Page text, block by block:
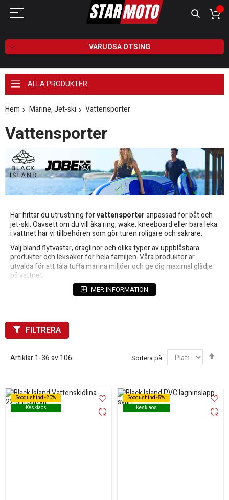
VARUOSA OTSING
ALLA PRODUKTER
Hem Marine, Jet-ski Vattensporter
Vattensporter
Här hittar du utrustning förvattensporteranpassad för båt och
jet-ski. Oavsett om du vill åka ring, wake, kneeboard eller bara leka
i vattnet har vi tillbehören som gör turen roligare och säkrare.
Välj bland flytvästar, draglinor och olika typer av uppblåsbara
produkter och leksaker för hela familjen. Våra produkter är
utvalda för att tåla tuffa marina miljöer och ge dig maximal glädje
på vattnet.
Hos oss hittar du bland annat:
Uppblåsbara ringar, soffor och andra towables
Handla enkelt online och gör din nästa dag på sjön både tryggare
MER INFORMATION
Artiklar1-36av106 Sortera på
Soodushind -20%
Kesklaos
Soodushind -20%
Kesklaos
Soodushind -5%
Kesklaos
Soodushind -5%
Kesklaos
FILTRERA